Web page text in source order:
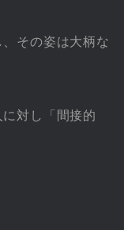
その姿は大柄な
対し「間接的